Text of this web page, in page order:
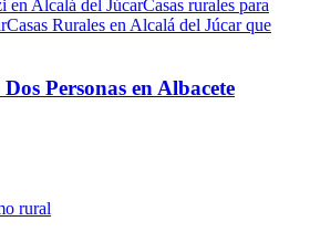
en Alcalá del JúcarCasas rurales para
Casas Rurales en Alcalá del Júcar que
Personas en Albacete
rural